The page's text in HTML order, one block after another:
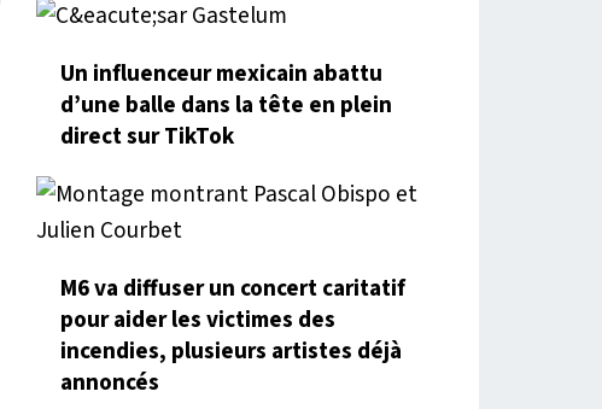
Un influenceur mexicain abattu
d’une balle dans la tête en plein
direct sur TikTok
M6 va diffuser un concert caritatif
pour aider les victimes des
incendies, plusieurs artistes déjà
annoncés